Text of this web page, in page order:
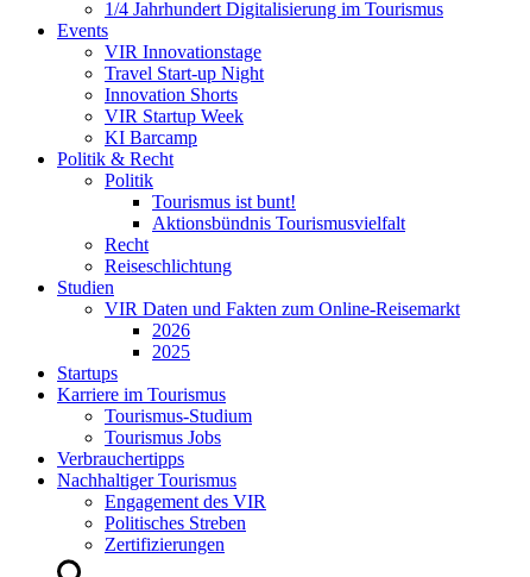
1/4 Jahrhundert Digitalisierung im Tourismus
Events
VIR Innovationstage
Travel Start-up Night
Innovation Shorts
VIR Startup Week
KI Barcamp
Politik & Recht
Politik
Tourismus ist bunt!
Aktionsbündnis Tourismusvielfalt
Recht
Reiseschlichtung
Studien
VIR Daten und Fakten zum Online-Reisemarkt
2026
2025
Startups
Karriere im Tourismus
Tourismus-Studium
Tourismus Jobs
Verbrauchertipps
Nachhaltiger Tourismus
Engagement des VIR
Politisches Streben
Zertifizierungen